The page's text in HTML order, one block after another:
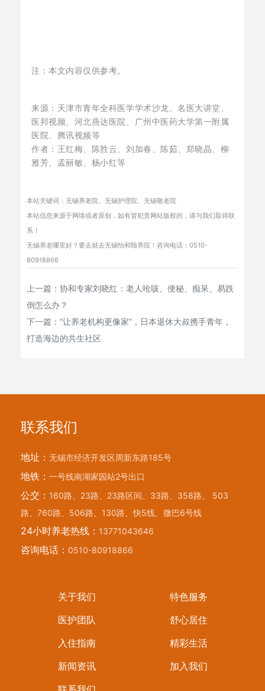
注：本文内容仅供参考。
来源：天津市青年全科医学学术沙龙、名医大讲堂、
医邦视频、河北燕达医院、广州中医药大学第一附属
医院、腾讯视频等
作者：王红梅、陈胜云、刘加春、陈茹、郑晓晶、柳
雅芳、孟丽敏、杨小红等
本站关键词： 无锡养老院、 无锡护理院、 无锡敬老院
本站信息来源于网络或者原创，如有冒犯贵网站版权的，请与我们取得联
系！
无锡养老哪里好？ 要去就去无锡怡和颐养院！咨询电话：0510-
80918866
上一篇： 协和专家刘晓红：老人呛咳、便秘、痴呆、易跌
倒怎么办？
下一篇： “让养老机构更像家”，日本退休大叔携手青年，
打造海边的共生社区
联系我们
地址： 无锡市经济开发区周新东路185号
地铁： 一号线南湖家园站2号出口
公交： 160路、23路、23路区间、33路、358路、 503
路、760路、506路、130路、快5线、微巴6号线
24小时养老热线： 13771043646
咨询电话： 0510-80918866
关于我们
特色服务
医护团队
舒心居住
入住指南
精彩生活
新闻资讯
加入我们